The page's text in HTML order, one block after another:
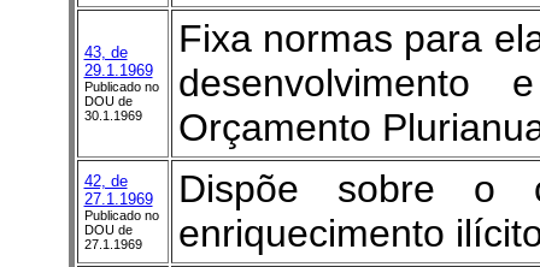
43, de
29.1.1969
Publicado no
DOU de
30.1.1969
Fixa normas para
Orçamento
42, de
27.1.1969
Publicado no
DOU de
27.1.1969
Dispõe sobre o
enriquecimento